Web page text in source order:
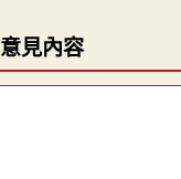
意見內容